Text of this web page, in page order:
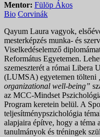
Mentor: Fülöp Ákos
Bio Corvinák
Qayum Laura vagyok,
mesterképzés munka- és
Viselkedéselemző
Református Egyetemen.
szemeszterét a római Libera
(LUMSA) egyetemen tölteni
organizational well-being”
az MCC-Mindset
Program keretein belül. A
teljesítménypszichológia
alapjaira építve, hogy a téma
tanulmányok és tréningek